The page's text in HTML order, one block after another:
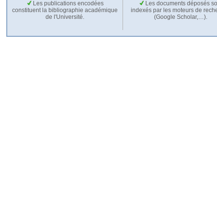
Les publications encodées
constituent la bibliographie académique
de l'Université.
Les documents déposés
indexés par les moteurs de
(Google Scholar,…).